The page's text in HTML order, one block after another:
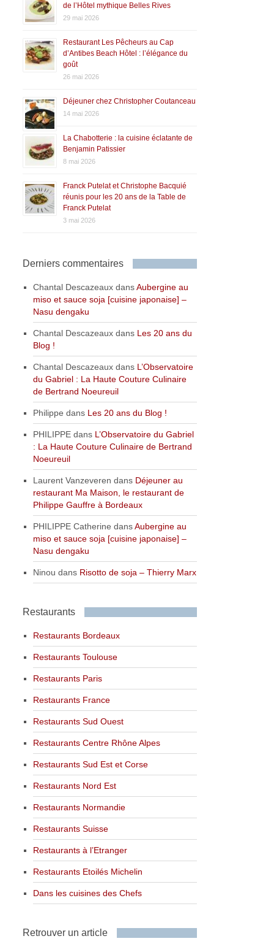
de l’Hôtel mythique Belles Rives
29 mai 2026
Restaurant Les Pêcheurs au Cap
d’Antibes Beach Hôtel : l’élégance du
goût
26 mai 2026
Déjeuner chez Christopher Coutanceau
14 mai 2026
La Chabotterie : la cuisine éclatante de
Benjamin Patissier
8 mai 2026
Franck Putelat et Christophe Bacquié
réunis pour les 20 ans de la Table de
Franck Putelat
3 mai 2026
Derniers commentaires
Chantal Descazeaux dansAubergine au
miso et sauce soja [cuisine japonaise] –
Nasu dengaku
Chantal Descazeaux dans Les 20 ans du
Blog !
Chantal Descazeaux dans L’Observatoire
du Gabriel : La Haute Couture Culinaire
de Bertrand Noeureuil
Philippe dans Les 20 ans du Blog !
PHILIPPE dans L’Observatoire du Gabriel
: La Haute Couture Culinaire de Bertrand
Noeureuil
Laurent Vanzeveren dans Déjeuner au
restaurant Ma Maison, le restaurant de
Philippe Gauffre à Bordeaux
PHILIPPE Catherine dansAubergine au
miso et sauce soja [cuisine japonaise] –
Nasu dengaku
Ninou dans Risotto de soja – Thierry Marx
Restaurants
Restaurants Bordeaux
Restaurants Toulouse
Restaurants Paris
Restaurants France
Restaurants Sud Ouest
Restaurants Centre Rhône Alpes
Restaurants Sud Est et Corse
Restaurants Nord Est
Restaurants Normandie
Restaurants Suisse
Restaurants à l’Etranger
Restaurants Etoilés Michelin
Dans les cuisines des Chefs
Retrouver un article